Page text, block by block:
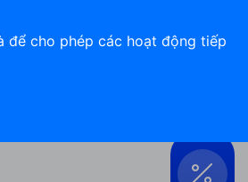
Tiện
ích
để cho phép các hoạt động tiếp